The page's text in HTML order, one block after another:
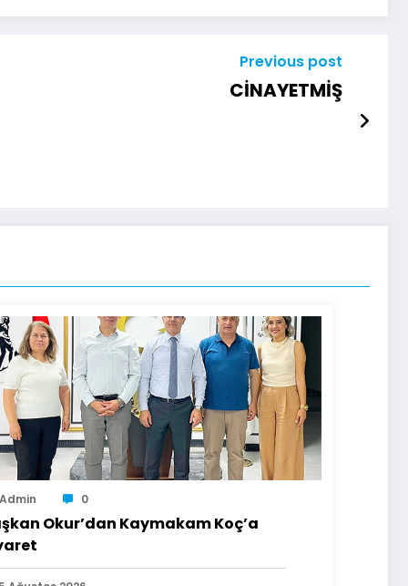
Previous post
CİNAYETMİŞ
Admin 0
Okur’dan Kaymakam Koç’a